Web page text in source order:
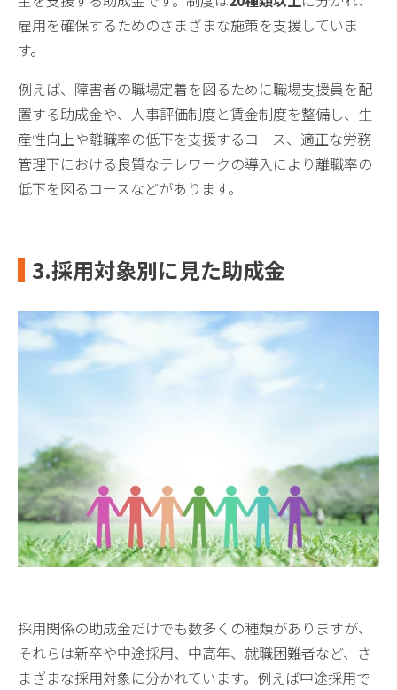
雇用を確保するためのさまざまな施策を支援していま
す。
例えば、障害者の職場定着を図るために職場支援員を配
置する助成金や、人事評価制度と賃金制度を整備し、生
産性向上や離職率の低下を支援するコース、適正な労務
管理下における良質なテレワークの導入により離職率の
低下を図るコースなどがあります。
3.採用対象別に見た助成金
採用関係の助成金だけでも数多くの種類がありますが、
それらは新卒や中途採用、中高年、就職困難者など、さ
まざまな採用対象に分かれています。例えば中途採用で